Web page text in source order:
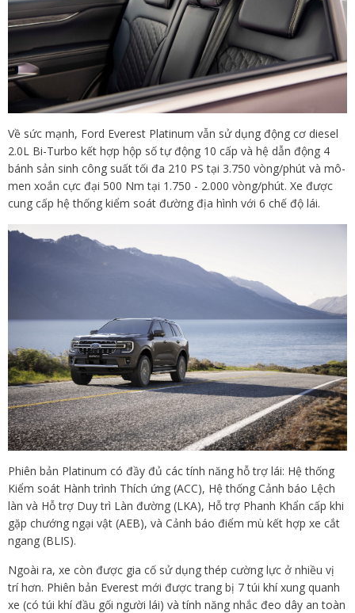
Về sức mạnh, Ford Everest Platinum vẫn sử dụng động cơ diesel
2.0L Bi-Turbo kết hợp hộp số tự động 10 cấp và hệ dẫn động 4
bánh sản sinh công suất tối đa 210 PS tại 3.750 vòng/phút và mô-
men xoắn cực đại 500 Nm tại 1.750 - 2.000 vòng/phút. Xe được
cung cấp hệ thống kiểm soát đường địa hình với 6 chế độ lái.
Phiên bản Platinum có đầy đủ các tính năng hỗ trợ lái: Hệ thống
Kiểm soát Hành trình Thích ứng (ACC), Hệ thống Cảnh báo Lệch
làn và Hỗ trợ Duy trì Làn đường (LKA), Hỗ trợ Phanh Khẩn cấp khi
gặp chướng ngại vật (AEB), và Cảnh báo điểm mù kết hợp xe cắt
ngang (BLIS).
Ngoài ra, xe còn được gia cố sử dụng thép cường lực ở nhiều vị
trí hơn. Phiên bản Everest mới được trang bị 7 túi khí xung quanh
xe (có túi khí đầu gối người lái) và tính năng nhắc đeo dây an toàn